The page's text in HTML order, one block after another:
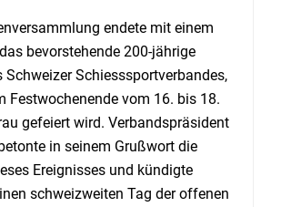
endete mit einem
bevorstehende 200-jährige
Schiesssportverbandes,
Festwochenende vom 16. bis 18.
gefeiert wird. Verbandspräsident
in seinem Grußwort die
Ereignisses und kündigte
schweizweiten Tag der offenen